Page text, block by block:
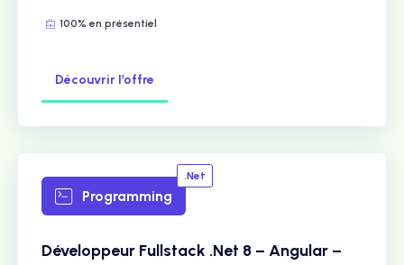
100% en présentiel
Découvrir l’offre
Programming
.Net
Développeur Fullstack .Net 8 – Angular –